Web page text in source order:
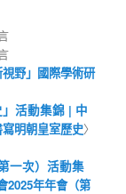
野」國際學術研
活動集錦 | 中
寫明朝皇室歷史〉
一次）活動集
2025年年會（第